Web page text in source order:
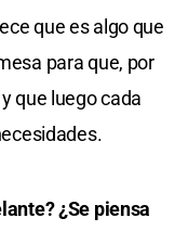
que es algo que
para que, por
que luego cada
¿Se piensa